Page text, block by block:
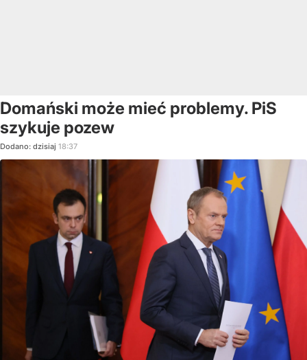
Domański może mieć problemy. PiS
szykuje pozew
Dodano: dzisiaj 18:37